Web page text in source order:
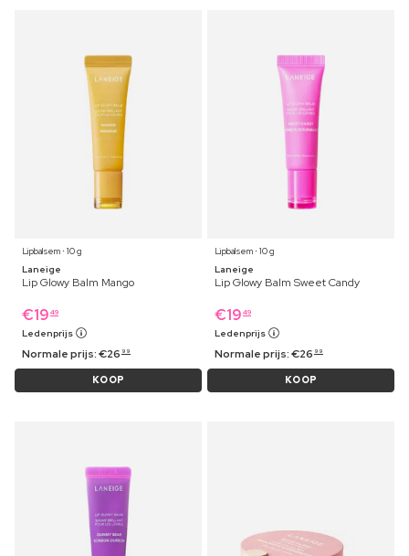
Lipbalsem ⋅ 10 g
Laneige
Lip Glowy Balm Mango
€19 49
Ledenprijs
Normale prijs:€26 99
KOOP
Lipbalsem ⋅ 10 g
Laneige
Lip Glowy Balm Sweet Candy
€19 49
Ledenprijs
Normale prijs:€26 99
KOOP